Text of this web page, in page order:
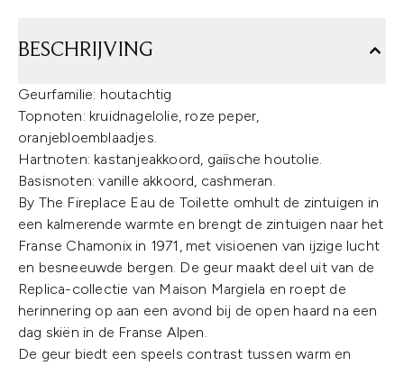
BESCHRIJVING
Geurfamilie: houtachtig
Topnoten: kruidnagelolie, roze peper,
oranjebloemblaadjes.
Hartnoten: kastanjeakkoord, gaiïsche houtolie.
Basisnoten: vanille akkoord, cashmeran.
By The Fireplace Eau de Toilette omhult de zintuigen in
een kalmerende warmte en brengt de zintuigen naar het
Franse Chamonix in 1971, met visioenen van ijzige lucht
en besneeuwde bergen. De geur maakt deel uit van de
Replica-collectie van Maison Margiela en roept de
herinnering op aan een avond bij de open haard na een
dag skiën in de Franse Alpen.
De geur biedt een speels contrast tussen warm en